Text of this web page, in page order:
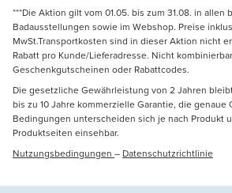
***Die Aktion gilt vom 01.05. bis zum 31.08. in allen
Badausstellungen sowie im Webshop. Preise
MwSt.Transportkosten sind in dieser Aktion nicht
Rabatt pro Kunde/Lieferadresse. Nicht
Geschenkgutscheinen oder Rabattcodes.
Die gesetzliche Gewährleistung von 2 Jahren
bis zu 10 Jahre kommerzielle Garantie, die genaue
Bedingungen unterscheiden sich je nach Produkt
Produktseiten einsehbar.
Nutzungsbedingungen – Datenschutzrichtlinie